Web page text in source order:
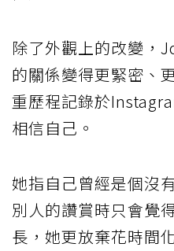
除了外觀上的改變，
的關係變得更緊密、
重歷程記錄於
相信自己。
她指自己曾經是個沒
別人的讚賞時只會覺
長，她更放棄花時間